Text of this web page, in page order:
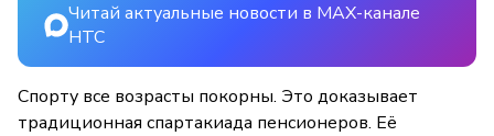
Читай актуальные новости в MAX-канале
НТС
Спорту все возрасты покорны. Это доказывает
традиционная спартакиада пенсионеров. Её